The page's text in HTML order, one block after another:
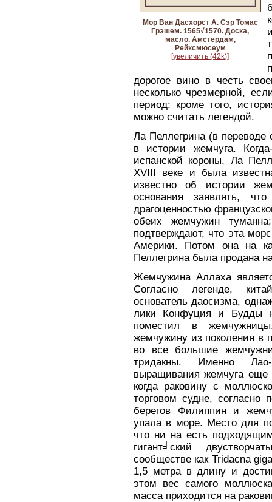
Мор Ван Дасхорст A. Сэр Томас
Грэшем. 1565√1570. Доска,
масло. Амстердам,
Рейксмюсеум
[увеличить (42k)]
дорогое вино в честь
несколько чрезмерной,
период; кроме того,
можно считать легендой.
Ла Пеллегрина (в переводе
в истории жемчуга.
испанской короны, Ла
XVIII веке и была
известно об истории
основания заявлять,
драгоценностью
обеих жемчужин
подтверждают, что эта
Америки. Потом она на
Пеллегрина была продана
Жемчужина Аллаха
Согласно легенде,
основатель даосизма,
лики Конфуция и Будды
поместил в
жемчужину из поколения в
во все большие
тридакны. Именно
выращивания жемчуга
когда раковину с
торговом судне, согласно
берегов Филиппин и
упала в море. Место для
что ни на есть
гигант╛ский
сообществе как Tridacna
1,5 метра в длину и
этом вес самого
масса приходится на